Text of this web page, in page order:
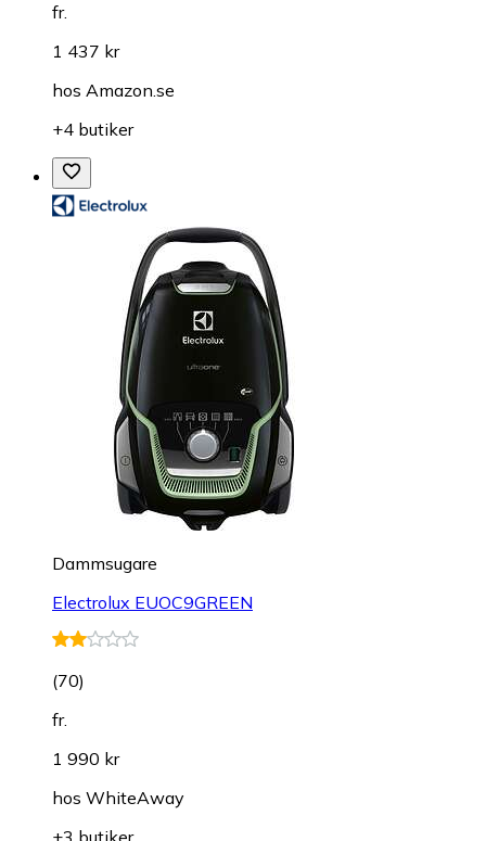
fr.
1 437 kr
hos Amazon.se
+4 butiker
Dammsugare
Electrolux EUOC9GREEN
(70)
fr.
1 990 kr
hos WhiteAway
+3 butiker